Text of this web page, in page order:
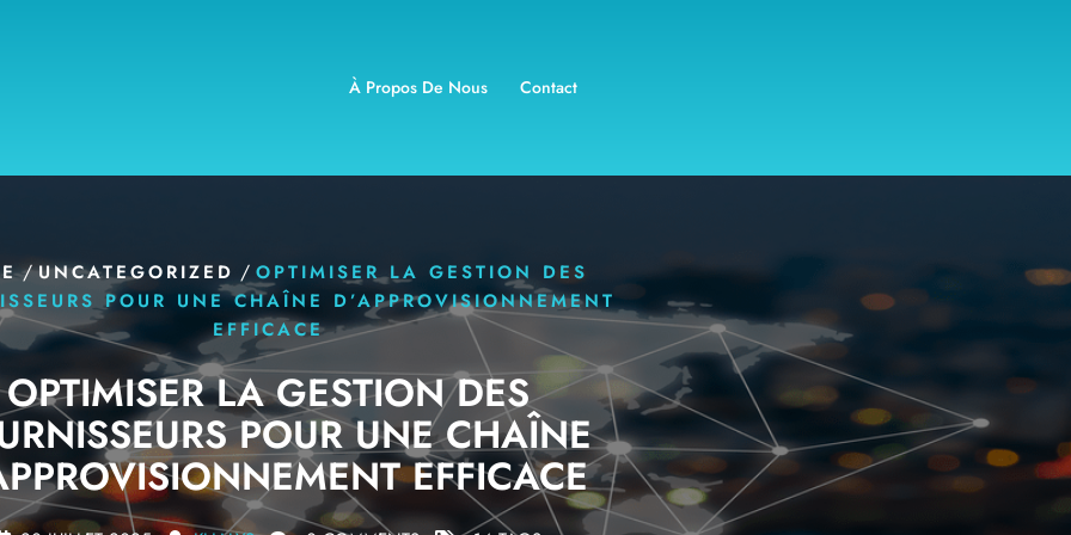
À Propos De Nous Contact
/UNCATEGORIZED / OPTIMISER LA GESTION DES
POUR UNE CHAÎNE D’APPROVISIONNEMENT
EFFICACE
OPTIMISER LA GESTION DES
POUR UNE CHAÎNE
EFFICACE